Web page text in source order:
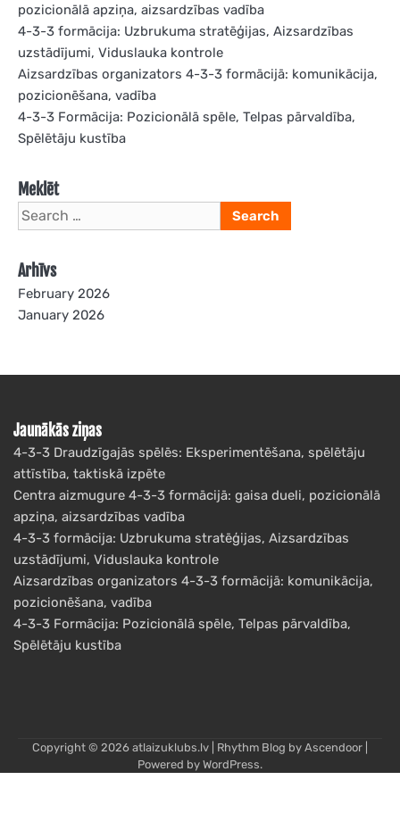
pozicionālā apziņa, aizsardzības vadība
4-3-3 formācija: Uzbrukuma stratēģijas, Aizsardzības
uzstādījumi, Viduslauka kontrole
Aizsardzības organizators 4-3-3 formācijā: komunikācija,
pozicionēšana, vadība
4-3-3 Formācija: Pozicionālā spēle, Telpas pārvaldība,
Spēlētāju kustība
Meklēt
Search
for:
Arhīvs
February 2026
January 2026
Jaunākās ziņas
4-3-3 Draudzīgajās spēlēs: Eksperimentēšana, spēlētāju
attīstība, taktiskā izpēte
Centra aizmugure 4-3-3 formācijā: gaisa dueli, pozicionālā
apziņa, aizsardzības vadība
4-3-3 formācija: Uzbrukuma stratēģijas, Aizsardzības
uzstādījumi, Viduslauka kontrole
Aizsardzības organizators 4-3-3 formācijā: komunikācija,
pozicionēšana, vadība
4-3-3 Formācija: Pozicionālā spēle, Telpas pārvaldība,
Spēlētāju kustība
Copyright © 2026 atlaizuklubs.lv | Rhythm Blog by Ascendoor
Powered by WordPress.